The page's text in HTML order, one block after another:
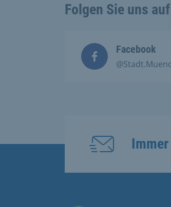
Folgen Sie uns
Facebook